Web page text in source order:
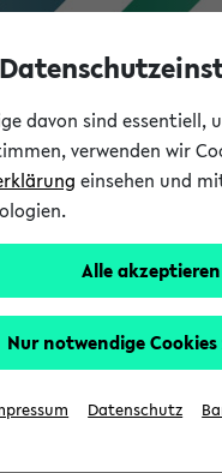
davon sind
verwenden wir
einsehen und
Alle akzeptieren
Nur notwendige Cookies
Datenschutz